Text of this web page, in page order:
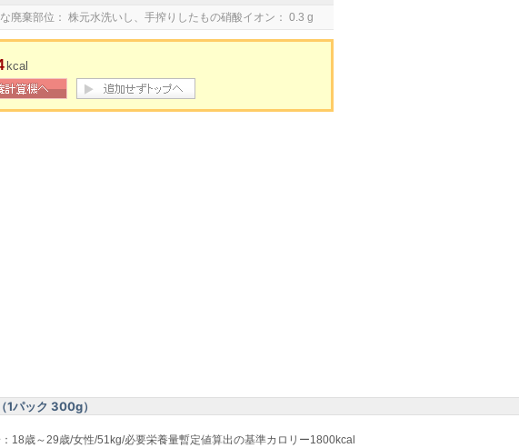
廃棄部位： 株元水洗いし、手搾りしたもの硝酸イオン： 0.3 g
kcal
1パック 300g）
18歳～29歳/女性/51kg/必要栄養量暫定値算出の基準カロリー1800kcal